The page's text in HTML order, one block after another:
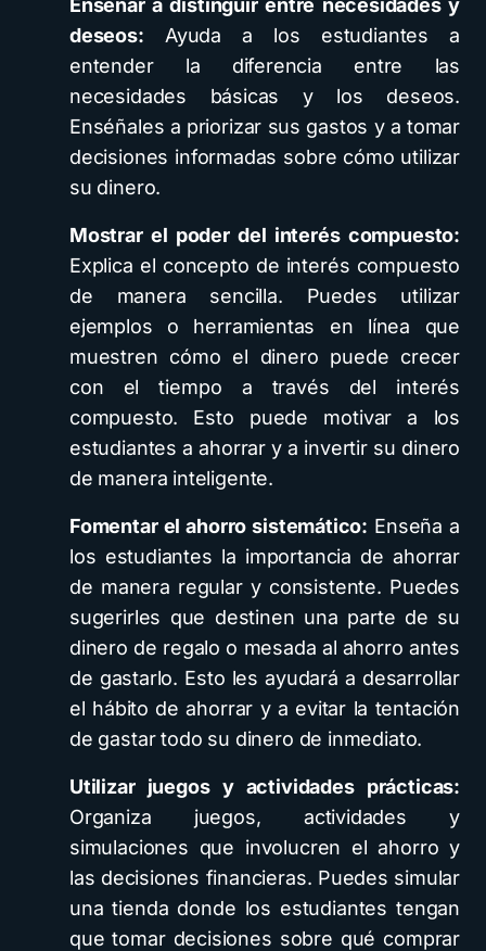
Enseñar a distinguir entre necesidades y
deseos: Ayuda a los estudiantes a
entender la diferencia entre las
necesidades básicas y los deseos.
Enséñales a priorizar sus gastos y a tomar
decisiones informadas sobre cómo utilizar
su dinero.
Mostrar el poder del interés compuesto:
Explica el concepto de interés compuesto
de manera sencilla. Puedes utilizar
ejemplos o herramientas en línea que
muestren cómo el dinero puede crecer
con el tiempo a través del interés
compuesto. Esto puede motivar a los
estudiantes a ahorrar y a invertir su dinero
de manera inteligente.
Fomentar el ahorro sistemático: Enseña a
los estudiantes la importancia de ahorrar
de manera regular y consistente. Puedes
sugerirles que destinen una parte de su
dinero de regalo o mesada al ahorro antes
de gastarlo. Esto les ayudará a desarrollar
el hábito de ahorrar y a evitar la tentación
de gastar todo su dinero de inmediato.
Utilizar juegos y actividades prácticas:
Organiza juegos, actividades y
simulaciones que involucren el ahorro y
las decisiones financieras. Puedes simular
una tienda donde los estudiantes tengan
que tomar decisiones sobre qué comprar